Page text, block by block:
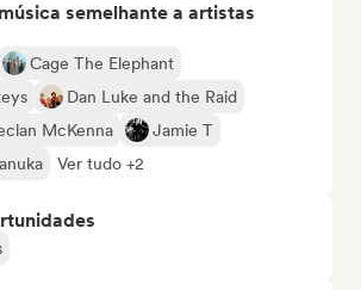
semelhante a artistas
Cage The Elephant
Dan Luke and the Raid
McKenna
Jamie T
Ver tudo +2